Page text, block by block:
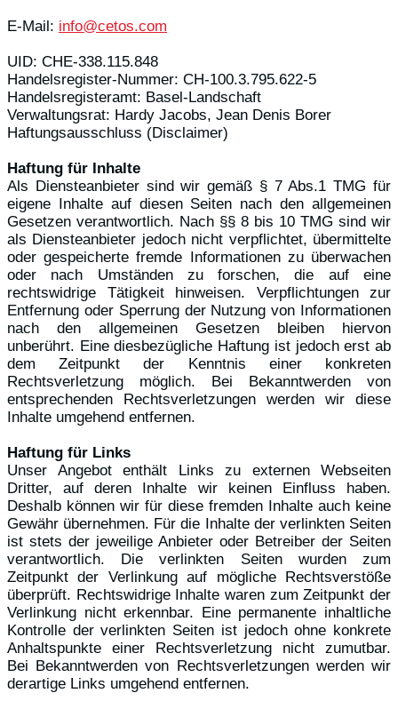
E-Mail: info@cetos.com
UID: CHE-338.115.848
Handelsregister-Nummer: CH-100.3.795.622-5
Handelsregisteramt: Basel-Landschaft
Verwaltungsrat: Hardy Jacobs, Jean Denis Borer
Haftungsausschluss (Disclaimer)
Haftung für Inhalte
Als Diensteanbieter sind wir gemäß § 7 Abs.1 TMG für
eigene Inhalte auf diesen Seiten nach den allgemeinen
Gesetzen verantwortlich. Nach §§ 8 bis 10 TMG sind wir
als Diensteanbieter jedoch nicht verpflichtet, übermittelte
oder gespeicherte fremde Informationen zu überwachen
oder nach Umständen zu forschen, die auf eine
rechtswidrige Tätigkeit hinweisen. Verpflichtungen zur
Entfernung oder Sperrung der Nutzung von Informationen
nach den allgemeinen Gesetzen bleiben hiervon
unberührt. Eine diesbezügliche Haftung ist jedoch erst ab
dem Zeitpunkt der Kenntnis einer konkreten
Rechtsverletzung möglich. Bei Bekanntwerden von
entsprechenden Rechtsverletzungen werden wir diese
Inhalte umgehend entfernen.
Haftung für Links
Unser Angebot enthält Links zu externen Webseiten
Dritter, auf deren Inhalte wir keinen Einfluss haben.
Deshalb können wir für diese fremden Inhalte auch keine
Gewähr übernehmen. Für die Inhalte der verlinkten Seiten
ist stets der jeweilige Anbieter oder Betreiber der Seiten
verantwortlich. Die verlinkten Seiten wurden zum
Zeitpunkt der Verlinkung auf mögliche Rechtsverstöße
überprüft. Rechtswidrige Inhalte waren zum Zeitpunkt der
Verlinkung nicht erkennbar. Eine permanente inhaltliche
Kontrolle der verlinkten Seiten ist jedoch ohne konkrete
Anhaltspunkte einer Rechtsverletzung nicht zumutbar.
Bei Bekanntwerden von Rechtsverletzungen werden wir
derartige Links umgehend entfernen.